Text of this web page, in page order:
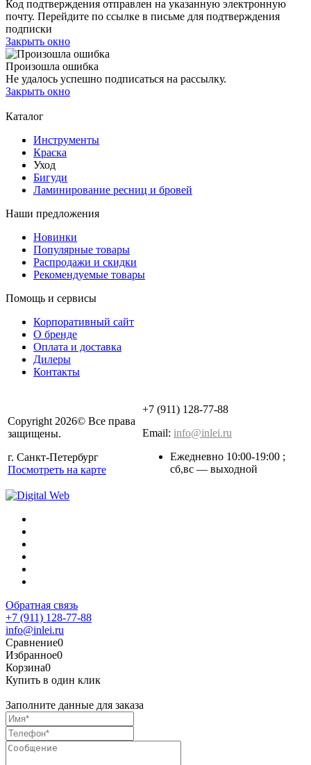
Код подтверждения отправлен на указанную электронную
почту. Перейдите по ссылке в письме для подтверждения
подписки
Закрыть окно
Произошла ошибка
Не удалось успешно подписаться на рассылку.
Закрыть окно
Каталог
Инструменты
Краска
Уход
Бигуди
Ламинирование ресниц и бровей
Наши предложения
Новинки
Популярные товары
Распродажи и скидки
Рекомендуемые товары
Помощь и сервисы
Корпоративный сайт
О бренде
Оплата и доставка
Дилеры
Контакты
Copyright 2026© Все права
защищены.
г. Санкт-Петербург
Посмотреть на карте
+7 (911) 128-77-88
Email: info@inlei.ru
Ежедневно 10:00-19:00 ;
cб,вс — выходной
Обратная связь
+7 (911) 128-77-88
info@inlei.ru
Сравнение0
Избранное0
Корзина0
Купить в один клик
Заполните данные для заказа